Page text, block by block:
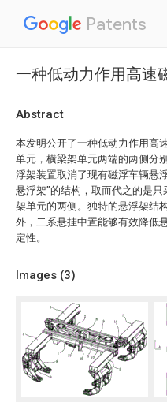
Patents
一种低动力作用高速
Abstract
本发明公开了一种低动力作用高
单元，横梁架单元两端的两侧分
浮架装置取消了现有磁浮车辆悬
悬浮架”的结构，取而代之的是
架单元的两侧。独特的悬浮架结
外，二系悬挂中置能够有效降低
定性。
Images (3)